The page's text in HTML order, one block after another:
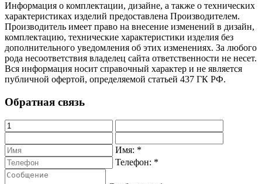
Информация о комплектации, дизайне, а также о технических
характеристиках изделий предоставлена Производителем.
Производитель имеет право на внесение изменений в дизайн,
комплектацию, технические характеристики изделия без
дополнительного уведомления об этих изменениях. За любого
рода несоответствия владелец сайта ответственности не несет.
Вся информация носит справочный характер и не является
публичной офертой, определяемой статьей 437 ГК РФ.
Обратная связь
Имя: *
Телефон: *